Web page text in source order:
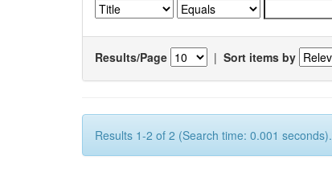
Results/Page | Sort items by
Results 1-2 of 2 (Search time: 0.001 seconds).